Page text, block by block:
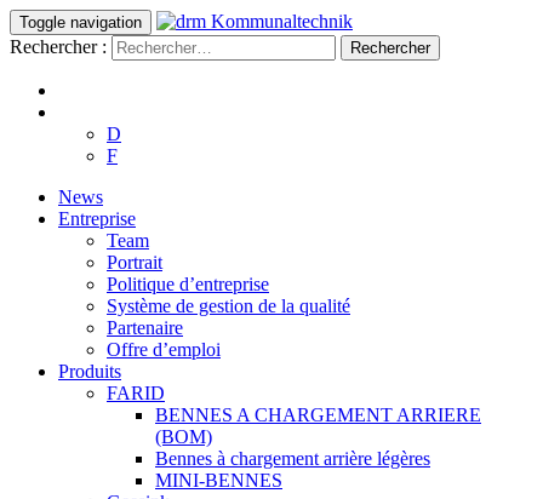
Toggle navigation
Rechercher :
D
F
News
Entreprise
Team
Portrait
Politique d’entreprise
Système de gestion de la qualité
Partenaire
Offre d’emploi
Produits
FARID
BENNES A CHARGEMENT ARRIERE
(BOM)
Bennes à chargement arrière légères
MINI-BENNES